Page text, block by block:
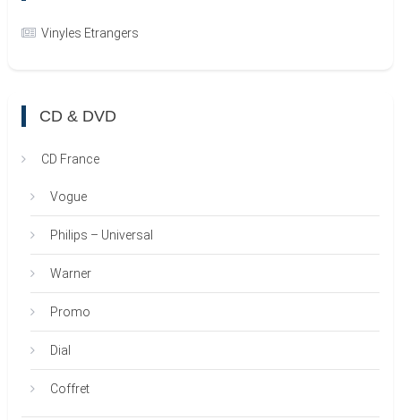
Vinyles Etrangers
CD & DVD
CD France
Vogue
Philips – Universal
Warner
Promo
Dial
Coffret